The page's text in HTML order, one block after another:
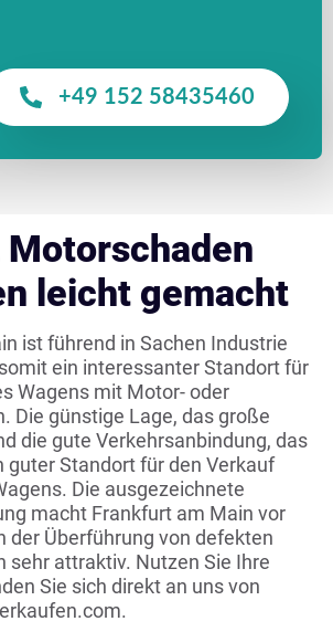
+49 152 58435460
leicht gemacht
ist führend in Sachen Industrie
ein interessanter Standort für
Wagens mit Motor- oder
Die günstige Lage, das große
die gute Verkehrsanbindung, das
guter Standort für den Verkauf
Die ausgezeichnete
macht Frankfurt am Main vor
der Überführung von defekten
sehr attraktiv. Nutzen Sie Ihre
Sie sich direkt an uns von